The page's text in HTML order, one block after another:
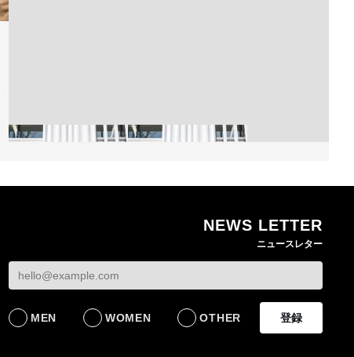
HD 被災経緯を書面で
発表
BUSINESS
オンワードHDが緊急時
に貴重品の常時携行を
BUSINESS
【トップに聞く
オンワードHD保元道
るための企業戦略
NEWS LETTER
ニュースレター
MEN WOMEN OTHER 登録